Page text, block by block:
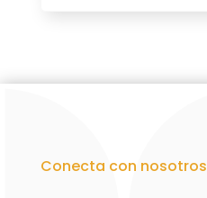
Conecta con nosotros